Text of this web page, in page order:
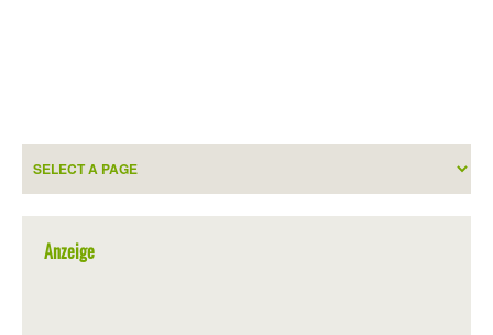
Anzeige